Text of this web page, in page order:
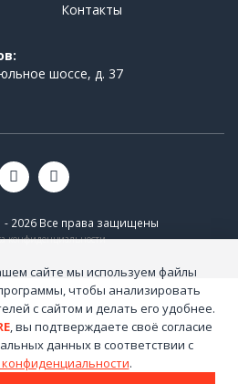
Контакты
шоссе, д. 37
- 2026 Все права защищены
конфиденциальности
сайте мы используем файлы
чтобы анализировать
с сайтом и делать его удобнее.
, вы подтверждаете своё согласие
данных в соответствии с
.